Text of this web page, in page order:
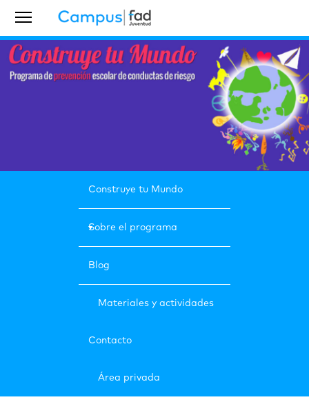
Construye tu Mundo
Sobre el programa
Blog
Materiales y actividades
Contacto
Área privada